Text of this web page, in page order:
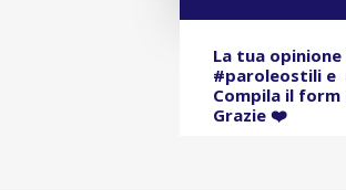
La tua
#paroleostili e
Compila il
Grazie ❤️